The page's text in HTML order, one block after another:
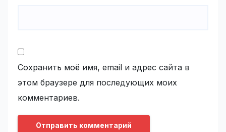
Сохранить моё имя, email и адрес сайта в
этом браузере для последующих моих
комментариев.